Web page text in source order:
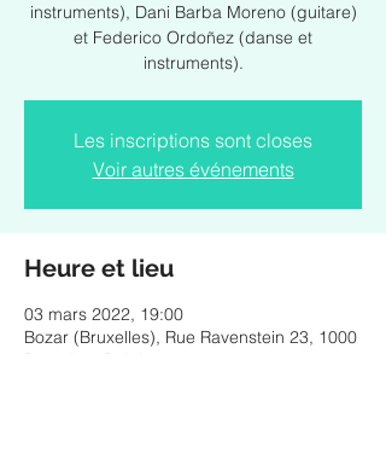
instruments), Dani Barba Moreno (guitare)
et Federico Ordoñez (danse et
instruments).
Les inscriptions sont closes
Voir autres événements
Heure et lieu
03 mars 2022, 19:00
Bozar (Bruxelles), Rue Ravenstein 23, 1000